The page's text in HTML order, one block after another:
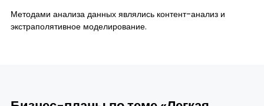
Методами анализа данных являлись контент-анализ и
экстраполятивное моделирование.